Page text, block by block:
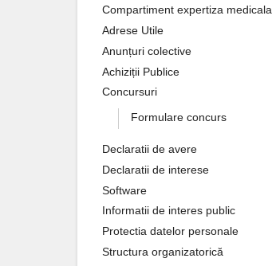
Compartiment expertiza medicala
Adrese Utile
Anunțuri colective
Achiziții Publice
Concursuri
Formulare concurs
Declaratii de avere
Declaratii de interese
Software
Informatii de interes public
Protectia datelor personale
Structura organizatorică